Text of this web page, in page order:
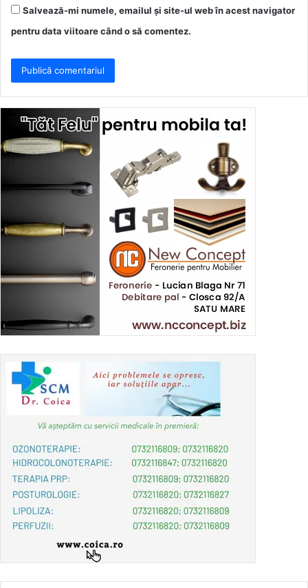
Salvează-mi numele, emailul și site-ul web în acest navigator
pentru data viitoare când o să comentez.